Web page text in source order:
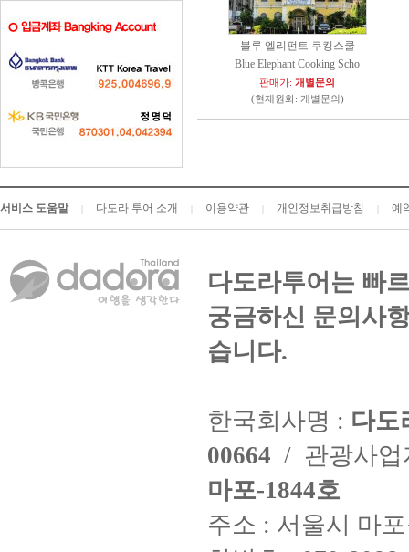
블루 엘리펀트 쿠킹스쿨
Blue Elephant Cooking Scho
판매가:개별문의
(현재원화: 개별문의)
서비스 도움말 다도라 투어 소개 이용약관 개인정보취급방침 예
다도라투어는 빠
궁금하신 문의사
습니다.
한국회사명 : 다도
00664 / 관광사
마포-1844호
주소 : 서울시 마